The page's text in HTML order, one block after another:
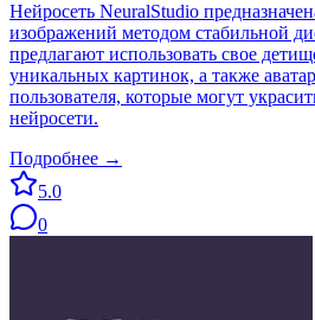
Нейросеть NeuralStudio
изображений методом стабильной
предлагают использовать свое
уникальных картинок, а также
пользователя, которые могут
нейросети.
Подробнее →
5.0
0